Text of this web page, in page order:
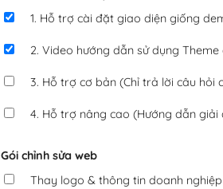
1. Hỗ trợ cài đặt giao diện giống
2. Video hướng dẫn sử dụng
3. Hỗ trợ cơ bản (Chỉ trả lời câu hỏi
4. Hỗ trợ nâng cao (Hướng dẫn giải
Gói chỉnh sửa web
Thay logo & thông tin doanh nghiệp